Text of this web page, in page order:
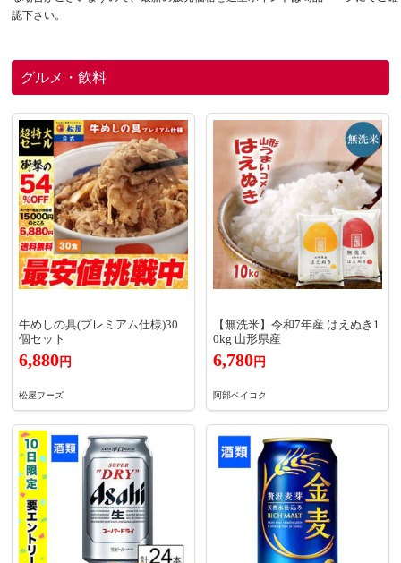
認下さい。
グルメ・飲料
牛めしの具(プレミアム仕様)30
個セット
6,880円
松屋フーズ
【無洗米】令和7年産 はえぬき1
0kg 山形県産
6,780円
阿部ベイコク